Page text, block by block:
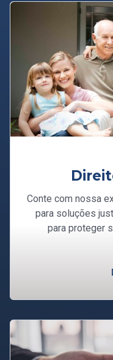
Conte com nossa
para soluções
para proteger